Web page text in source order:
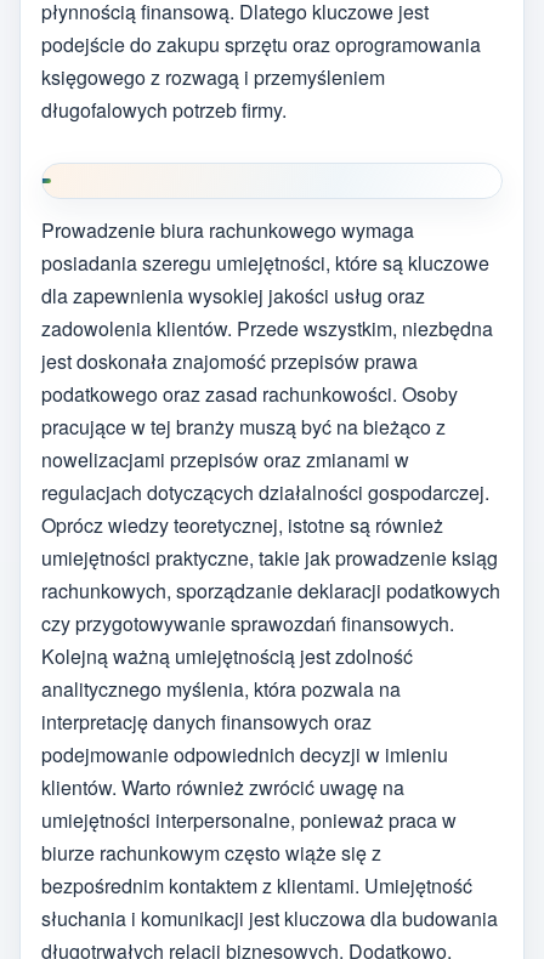
płynnością finansową. Dlatego kluczowe jest
podejście do zakupu sprzętu oraz oprogramowania
księgowego z rozwagą i przemyśleniem
długofalowych potrzeb firmy.
Prowadzenie biura rachunkowego wymaga
posiadania szeregu umiejętności, które są kluczowe
dla zapewnienia wysokiej jakości usług oraz
zadowolenia klientów. Przede wszystkim, niezbędna
jest doskonała znajomość przepisów prawa
podatkowego oraz zasad rachunkowości. Osoby
pracujące w tej branży muszą być na bieżąco z
nowelizacjami przepisów oraz zmianami w
regulacjach dotyczących działalności gospodarczej.
Oprócz wiedzy teoretycznej, istotne są również
umiejętności praktyczne, takie jak prowadzenie ksiąg
rachunkowych, sporządzanie deklaracji podatkowych
czy przygotowywanie sprawozdań finansowych.
Kolejną ważną umiejętnością jest zdolność
analitycznego myślenia, która pozwala na
interpretację danych finansowych oraz
podejmowanie odpowiednich decyzji w imieniu
klientów. Warto również zwrócić uwagę na
umiejętności interpersonalne, ponieważ praca w
biurze rachunkowym często wiąże się z
bezpośrednim kontaktem z klientami. Umiejętność
słuchania i komunikacji jest kluczowa dla budowania
długotrwałych relacji biznesowych. Dodatkowo,